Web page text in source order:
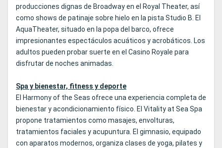
producciones dignas de Broadway en el Royal Theater, así
como shows de patinaje sobre hielo en la pista Studio B. El
AquaTheater, situado en la popa del barco, ofrece
impresionantes espectáculos acuáticos y acrobáticos. Los
adultos pueden probar suerte en el Casino Royale para
disfrutar de noches animadas.
Spa y bienestar, fitness y deporte
El Harmony of the Seas ofrece una experiencia completa de
bienestar y acondicionamiento físico. El Vitality at Sea Spa
propone tratamientos como masajes, envolturas,
tratamientos faciales y acupuntura. El gimnasio, equipado
con aparatos modernos, organiza clases de yoga, pilates y